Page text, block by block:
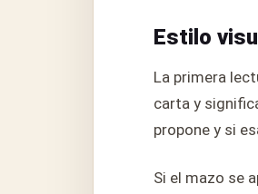
Estilo
La primera
carta y
propone y si
Si el mazo se